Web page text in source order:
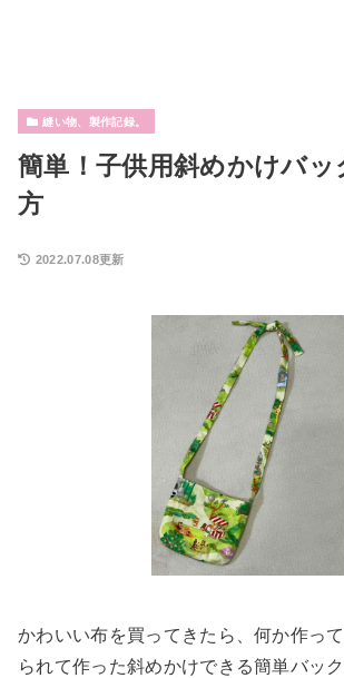
縫い物、製作記録。
簡単！子供用斜めかけバッ
方
2022.07.08更新
かわいい布を買ってきたら、何か作っ
られて作った斜めかけできる簡単バック